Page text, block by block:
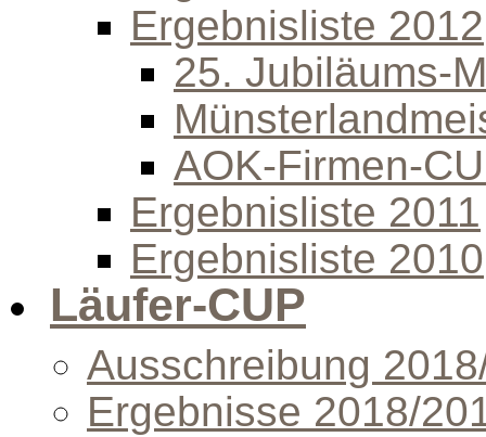
Ergebnisliste 2012
25. Jubiläums-
AOK-Firmen-
Ergebnisliste 2011
Ergebnisliste 2010
Läufer-CUP
Ausschreibung
Ergebnisse 2018/